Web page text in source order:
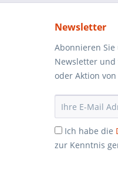
Newsletter
Abonnieren
Newsletter und
oder Aktion von
Ich habe die
zur Kenntnis